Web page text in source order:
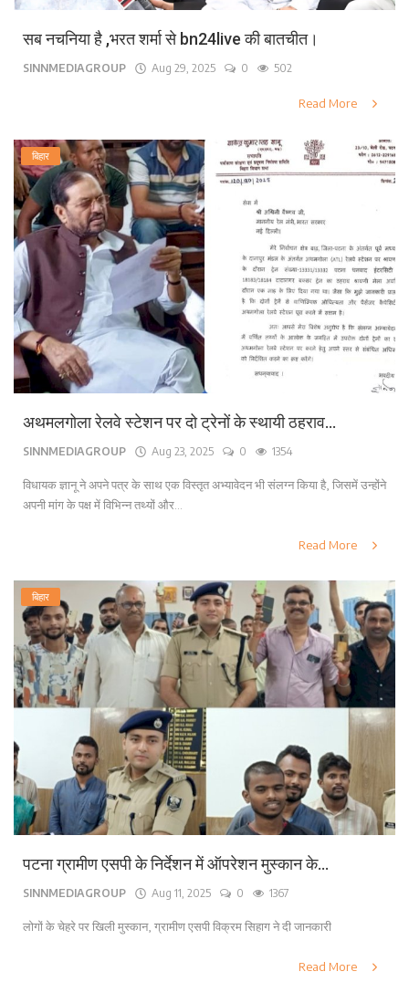
सब नचनिया है ,भरत शर्मा से bn24live की बातचीत।
SINNMEDIAGROUP Aug 29, 2025 0 502
Read More
बिहार
अथमलगोला रेलवे स्टेशन पर दो ट्रेनों के स्थायी ठहराव...
SINNMEDIAGROUP Aug 23, 2025 0 1354
विधायक ज्ञानू ने अपने पत्र के साथ एक विस्तृत अभ्यावेदन भी संलग्न किया है, जिसमें उन्होंने
अपनी मांग के पक्ष में विभिन्न तथ्यों और...
Read More
बिहार
पटना ग्रामीण एसपी के निर्देशन में ऑपरेशन मुस्कान के...
SINNMEDIAGROUP Aug 11, 2025 0 1367
लोगों के चेहरे पर खिली मुस्कान, ग्रामीण एसपी विक्रम सिहाग ने दी जानकारी
Read More